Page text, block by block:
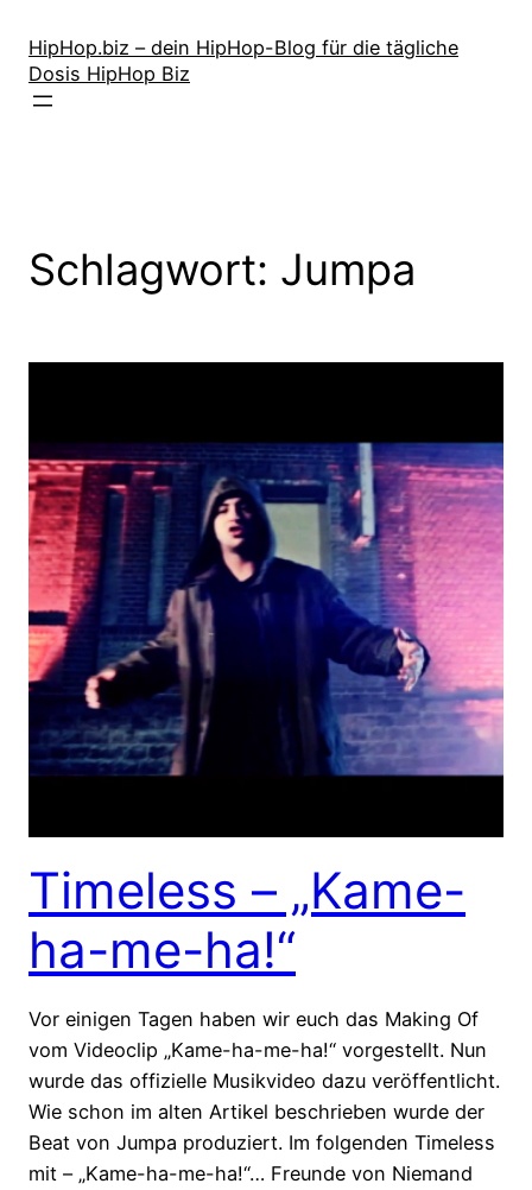
Inhalt
springen
HipHop.biz – dein HipHop-Blog für die tägliche
Dosis HipHop Biz
Schlagwort: Jumpa
Timeless – „Kame-
ha-me-ha!“
Vor einigen Tagen haben wir euch das Making Of
vom Videoclip „Kame-ha-me-ha!“ vorgestellt. Nun
wurde das offizielle Musikvideo dazu veröffentlicht.
Wie schon im alten Artikel beschrieben wurde der
Beat von Jumpa produziert. Im folgenden Timeless
mit – „Kame-ha-me-ha!“… Freunde von Niemand